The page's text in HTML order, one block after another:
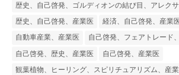
歴史、自己啓発、ゴルディオンの結び目、アレク
歴史、自己啓発、産業医
経済、自己啓発、産業
自動車産業、産業医
自己啓発、フェアトレード
自己啓発、歴史、産業医
自己啓発、産業医
観葉植物、ヒーリング、スピリチュアリズム、産